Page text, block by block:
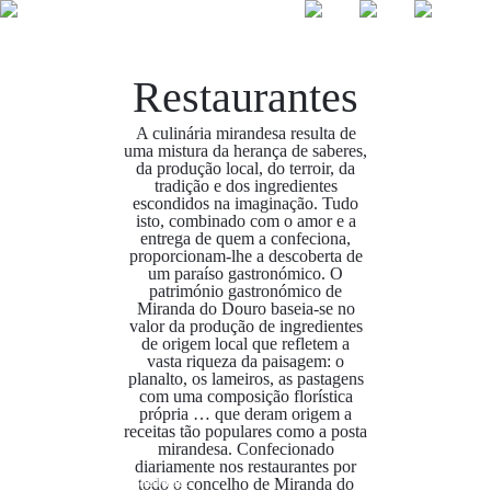
Restaurantes
A culinária mirandesa resulta de
uma mistura da herança de saberes,
da produção local, do terroir, da
tradição e dos ingredientes
escondidos na imaginação. Tudo
isto, combinado com o amor e a
entrega de quem a confeciona,
proporcionam-lhe a descoberta de
um paraíso gastronómico. O
património gastronómico de
Miranda do Douro baseia-se no
valor da produção de ingredientes
de origem local que refletem a
vasta riqueza da paisagem: o
planalto, os lameiros, as pastagens
com uma composição florística
própria … que deram origem a
receitas tão populares como a posta
mirandesa. Confecionado
diariamente nos restaurantes por
todo o concelho de Miranda do
Restaurante